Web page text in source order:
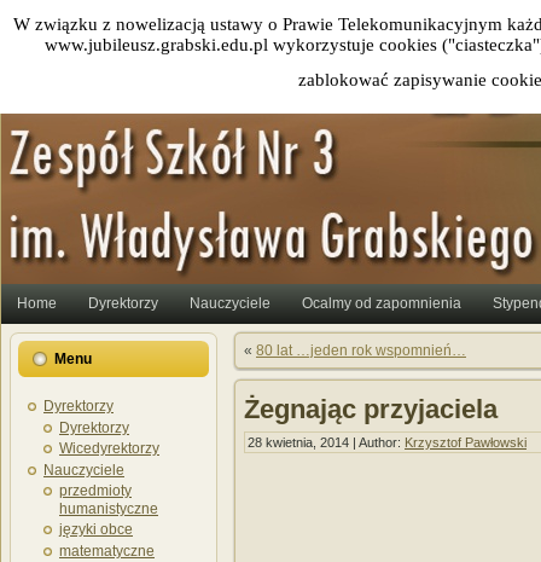
Home Dyrektorzy Nauczyciele Ocalmy od zapomnienia
Menu
Dyrektorzy
Dyrektorzy
Wicedyrektorzy
Nauczyciele
przedmioty
humanistyczne
języki obce
matematyczne
« 80 lat …jeden rok wspomnień…
Żegnając przyjaciela
28 kwietnia, 2014 | Author: Krzysztof Pawłowski
W związku z nowelizacją ustawy o Prawie Telekomunikacyjnym
www.jubileusz.grabski.edu.pl wykorzystuje cookies
zablokować zapisywanie